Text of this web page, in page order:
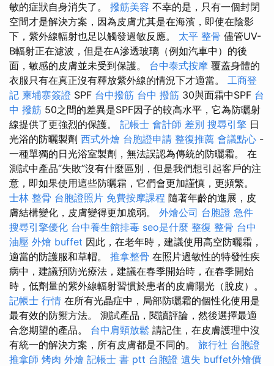
敏的症狀自身消失了。 撥筋美容 不幸的是，只有一個封閉
空間才是解決方案，因為皮膚尤其是在海濱，即使在陰影
下，紫外線輻射也足以觸發過敏反應。 太平 整骨 儘管UV-
B輻射正在濾波，但是在A滲透玻璃（例如汽車中）的後
面，敏感的皮膚並未受到保護。 台中泰式按摩 覆蓋身體的
衣服只有在真正沒有釋放紫外線的情況下才適當。 工商登
記 柬埔寨簽證 SPF 台中撥筋 台中 撥筋 30與面霜中SPF 台
中 撥筋 50之間的差異是SPF因子的較高水平，它為防曬射
線提供了更強烈的保護。 記帳士 會計師 差別 搜尋引擎 日
光浴的防曬製劑 西式外燴 台胞證申請 整復推薦 會議點心 -
一種單獨的日光浴室製劑，無法誤認為傳統的防曬霜。 在
測試中產品“失敗”沒有什麼區別，但是我們想引起客戶的注
意，即如果使用這些防曬霜，它們會更加謹慎，更頻繁。
士林 整骨 台胞證照片 免費按摩課程 隨著年齡的進展，皮
膚結構變化，皮膚變得更加脆弱。 外燴公司 台胞證 急件
搜尋引擎優化 台中養生館排毒 seo是什麼 整復 整骨 台中
油壓 外燴 buffet 因此，在老年時，建議使用高空防曬霜，
適當的防護服和草帽。 推拿整骨 在照片過敏性的特發性疾
病中，建議預防光療法，建議在春季開始時，在春季開始
時，低劑量的紫外線輻射習慣於患者的皮膚陽光（脫皮）。
記帳士 行情 在所有光晶症中，局部防曬霜的個性化使用是
最有效的防禦方法。 測試產品，閱讀評論，然後選擇最適
合您期望的產品。 台中肩頸放鬆 請記住，在皮膚護理中沒
有統一的解決方案，所有皮膚都是不同的。 旅行社 台胞證
推拿師 烤肉 外燴 記帳士 書 ptt 台胞證 遺失 buffet外燴價